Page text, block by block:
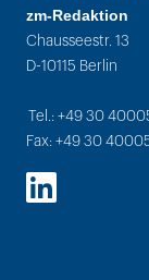
zm-Redaktion
Chausseestr. 13
D-10115 Berlin
Tel.: +49 30
Fax: +49 30